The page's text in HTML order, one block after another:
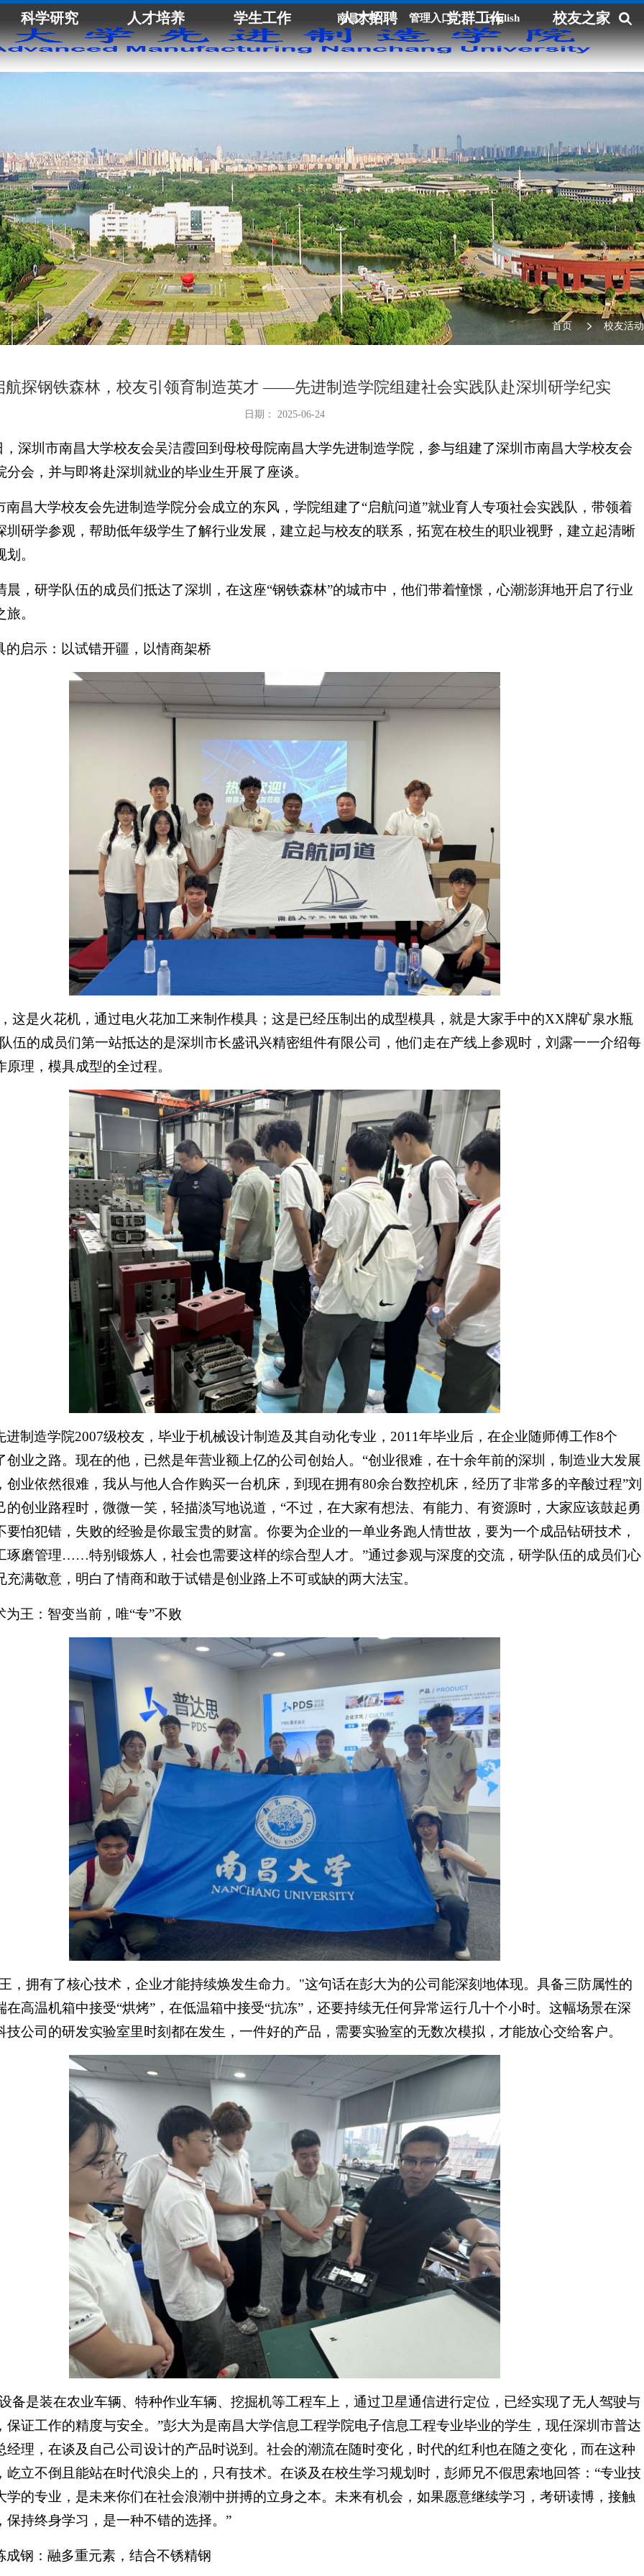
南昌大学 管理入口 English
科学研究 人才培养 学生工作 人才招聘 党群工作 校友之家
首页 校友活动
航探钢铁森林，校友引领育制造英才 ——先进制造学院组建社会实践队赴深圳研学纪实
日期： 2025-06-24
深圳市南昌大学校友会吴洁霞回到母校母院南昌大学先进制造学院，参与组建了深圳市南昌大学校友会
分会，并与即将赴深圳就业的毕业生开展了座谈。
南昌大学校友会先进制造学院分会成立的东风，学院组建了“启航问道”就业育人专项社会实践队，带领着
圳研学参观，帮助低年级学生了解行业发展，建立起与校友的联系，拓宽在校生的职业视野，建立起清晰
。
晨，研学队伍的成员们抵达了深圳，在这座“钢铁森林”的城市中，他们带着憧憬，心潮澎湃地开启了行业
。
的启示：以试错开疆，以情商架桥
这是火花机，通过电火花加工来制作模具；这是已经压制出的成型模具，就是大家手中的XX牌矿泉水瓶
的成员们第一站抵达的是深圳市长盛讯兴精密组件有限公司，他们走在产线上参观时，刘露一一介绍每
原理，模具成型的全过程。
进制造学院2007级校友，毕业于机械设计制造及其自动化专业，2011年毕业后，在企业随师傅工作8个
创业之路。现在的他，已然是年营业额上亿的公司创始人。“创业很难，在十余年前的深圳，制造业大发展
创业依然很难，我从与他人合作购买一台机床，到现在拥有80余台数控机床，经历了非常多的辛酸过程”刘
的创业路程时，微微一笑，轻描淡写地说道，“不过，在大家有想法、有能力、有资源时，大家应该鼓起勇
要怕犯错，失败的经验是你最宝贵的财富。你要为企业的一单业务跑人情世故，要为一个成品钻研技术，
琢磨管理……特别锻炼人，社会也需要这样的综合型人才。”通过参观与深度的交流，研学队伍的成员们心
充满敬意，明白了情商和敢于试错是创业路上不可或缺的两大法宝。
为王：智变当前，唯“专”不败
，拥有了核心技术，企业才能持续焕发生命力。"这句话在彭大为的公司能深刻地体现。具备三防属性的
在高温机箱中接受“烘烤”，在低温箱中接受“抗冻”，还要持续无任何异常运行几十个小时。这幅场景在深
技公司的研发实验室里时刻都在发生，一件好的产品，需要实验室的无数次模拟，才能放心交给客户。
备是装在农业车辆、特种作业车辆、挖掘机等工程车上，通过卫星通信进行定位，已经实现了无人驾驶与
保证工作的精度与安全。”彭大为是南昌大学信息工程学院电子信息工程专业毕业的学生，现任深圳市普达
经理，在谈及自己公司设计的产品时说到。社会的潮流在随时变化，时代的红利也在随之变化，而在这种
屹立不倒且能站在时代浪尖上的，只有技术。在谈及在校生学习规划时，彭师兄不假思索地回答：“专业技
学的专业，是未来你们在社会浪潮中拼搏的立身之本。未来有机会，如果愿意继续学习，考研读博，接触
保持终身学习，是一种不错的选择。”
成钢：融多重元素，结合不锈精钢